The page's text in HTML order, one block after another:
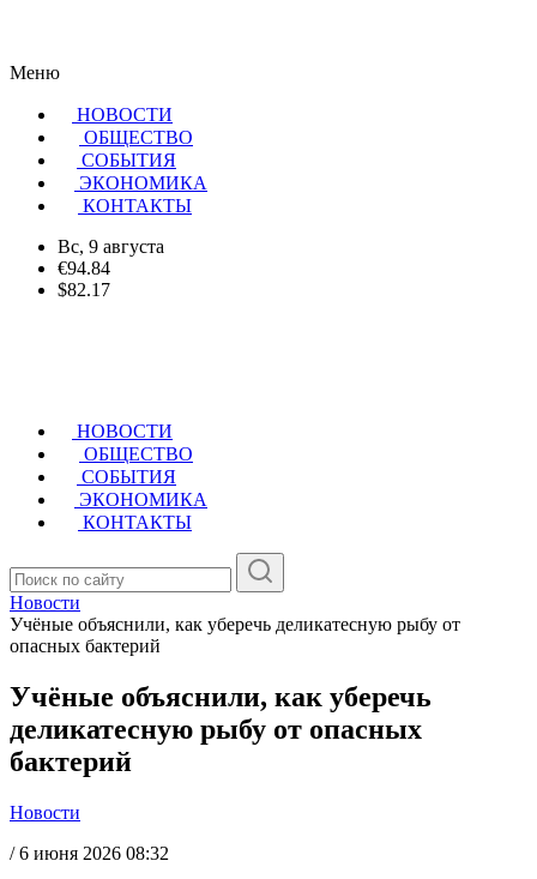
Меню
НОВОСТИ
ОБЩЕСТВО
CОБЫТИЯ
ЭКОНОМИКА
КОНТАКТЫ
Вс, 9 августа
€94.84
$82.17
НОВОСТИ
ОБЩЕСТВО
СОБЫТИЯ
ЭКОНОМИКА
КОНТАКТЫ
Новости
Учёные объяснили, как уберечь деликатесную рыбу от
опасных бактерий
Учёные объяснили, как уберечь
деликатесную рыбу от опасных
бактерий
Новости
/ 6 июня 2026 08:32